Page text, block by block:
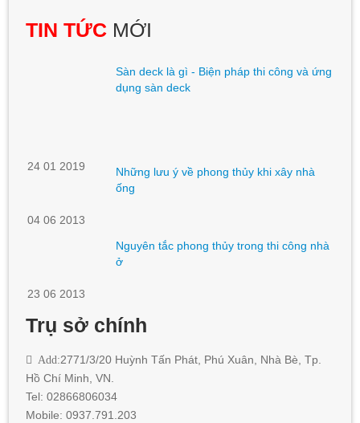
TIN TỨCMỚI
Sàn deck là gì - Biện pháp thi công và ứng
dụng sàn deck
24 01 2019
Những lưu ý về phong thủy khi xây nhà
ống
04 06 2013
Nguyên tắc phong thủy trong thi công nhà
ở
23 06 2013
Trụ sở chính
Add:2771/3/20 Huỳnh Tấn Phát, Phú Xuân, Nhà Bè, Tp.
Hồ Chí Minh , VN.
Tel: 02866806034
Mobile: 0937.791.203